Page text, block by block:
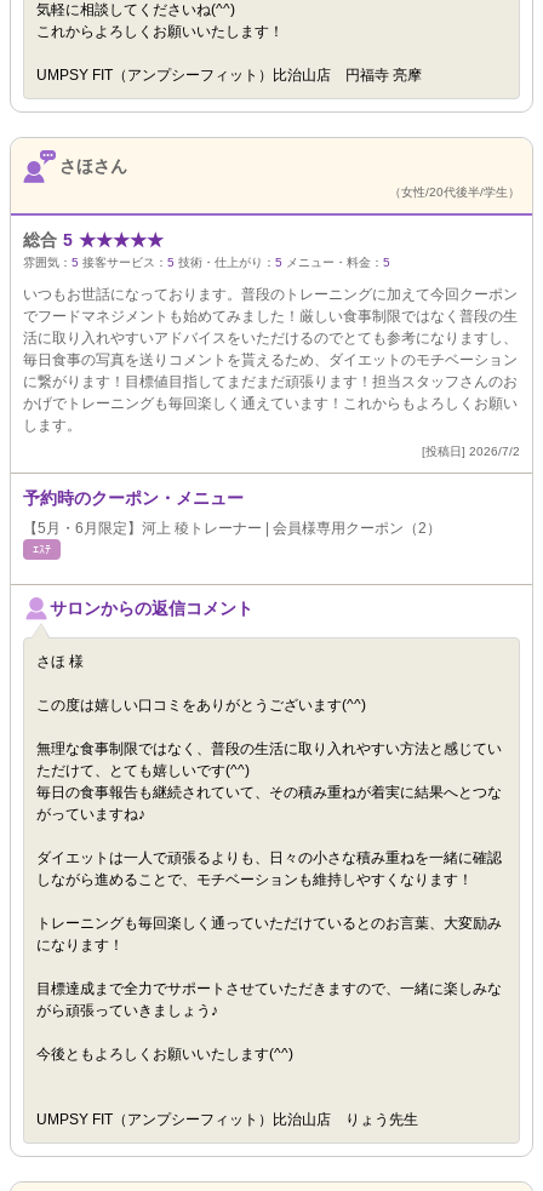
気軽に相談してくださいね(^^)
これからよろしくお願いいたします！
UMPSY FIT（アンプシーフィット）比治山店 円福寺 亮摩
さほさん
（女性/20代後半/学生）
総合 5 ★★★★★
雰囲気： 5 接客サービス： 5 技術・仕上がり： 5 メニュー・料金： 5
いつもお世話になっております。普段のトレーニングに加えて今回クーポン
でフードマネジメントも始めてみました！厳しい食事制限ではなく普段の生
活に取り入れやすいアドバイスをいただけるのでとても参考になりますし、
毎日食事の写真を送りコメントを貰えるため、ダイエットのモチベーション
に繋がります！目標値目指してまだまだ頑張ります！担当スタッフさんのお
かげでトレーニングも毎回楽しく通えています！これからもよろしくお願い
します。
[投稿日] 2026/7/2
予約時のクーポン・メニュー
【5月・6月限定】河上 稜トレーナー | 会員様専用クーポン（2）
ｴｽﾃ
サロンからの返信コメント
さほ 様
この度は嬉しい口コミをありがとうございます(^^)
無理な食事制限ではなく、普段の生活に取り入れやすい方法と感じてい
ただけて、とても嬉しいです(^^)
毎日の食事報告も継続されていて、その積み重ねが着実に結果へとつな
がっていますね♪
ダイエットは一人で頑張るよりも、日々の小さな積み重ねを一緒に確認
しながら進めることで、モチベーションも維持しやすくなります！
トレーニングも毎回楽しく通っていただけているとのお言葉、大変励み
になります！
目標達成まで全力でサポートさせていただきますので、一緒に楽しみな
がら頑張っていきましょう♪
今後ともよろしくお願いいたします(^^)
UMPSY FIT（アンプシーフィット）比治山店 りょう先生